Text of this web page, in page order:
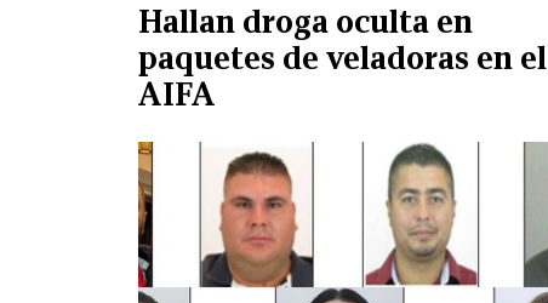
Hallan droga oculta en
paquetes de veladoras en el
AIFA